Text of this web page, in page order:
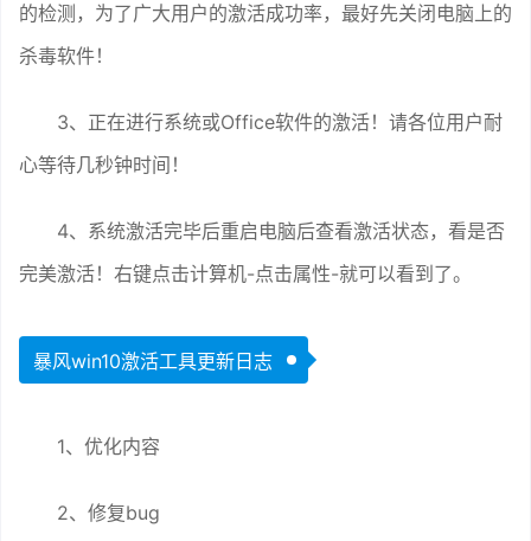
的检测，为了广大用户的激活成功率，最好先关闭电脑上的
杀毒软件！
3、正在进行系统或Office软件的激活！请各位用户耐
心等待几秒钟时间！
4、系统激活完毕后重启电脑后查看激活状态，看是否
完美激活！右键点击计算机-点击属性-就可以看到了。
暴风win10激活工具更新日志
1、优化内容
2、修复bug